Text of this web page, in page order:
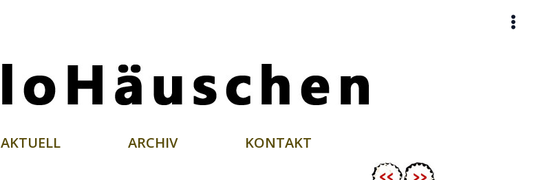
AKTUELL ARCHIV KONTAKT